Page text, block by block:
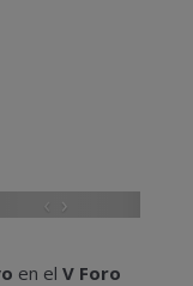
‹ ›
en el V Foro